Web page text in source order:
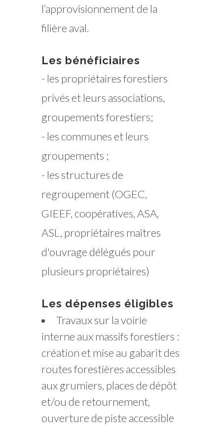
l’approvisionnement de la
filière aval.
Les bénéficiaires
- les propriétaires forestiers
privés et leurs associations,
groupements forestiers;
- les communes et leurs
groupements ;
- les structures de
regroupement (OGEC,
GIEEF, coopératives, ASA,
ASL, propriétaires maîtres
d'ouvrage délégués pour
plusieurs propriétaires)
Les dépenses éligibles
Travaux sur la voirie
interne aux massifs forestiers :
création et mise au gabarit des
routes forestières accessibles
aux grumiers, places de dépôt
et/ou de retournement,
ouverture de piste accessible